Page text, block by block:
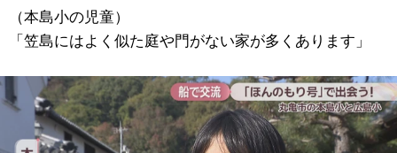
（本島小の児童）
「笠島にはよく似た庭や門がない家が多くあります」